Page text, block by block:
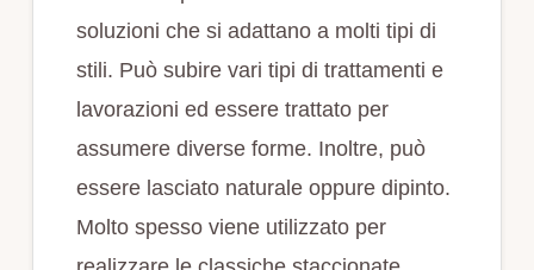
soluzioni che si adattano a molti tipi di
stili. Può subire vari tipi di trattamenti e
lavorazioni ed essere trattato per
assumere diverse forme. Inoltre, può
essere lasciato naturale oppure dipinto.
Molto spesso viene utilizzato per